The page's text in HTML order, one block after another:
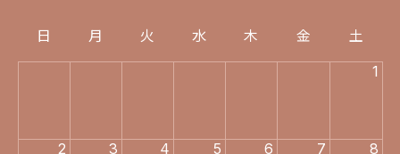
日 月 火 水 木 金 土
1
2 3 4 5 6 7 8